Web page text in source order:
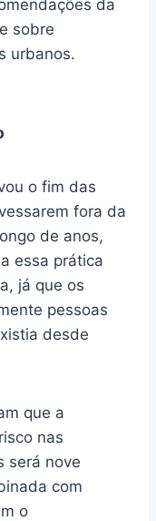
da
sobre
urbanos.
o fim das
fora da
de anos,
essa prática
já que os
pessoas
desde
que a
nas
será nove
com
o